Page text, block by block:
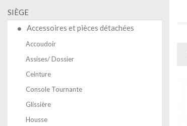
SIÈGE
Accessoires et pièces détachées
Accoudoir
Assises/ Dossier
Ceinture
Console Tournante
Glissière
Housse